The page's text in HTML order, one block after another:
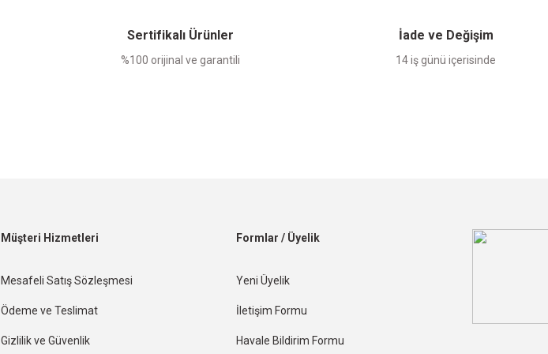
Sertifikalı Ürünler
%100 orijinal ve garantili
İade ve Değişim
14 iş günü içerisinde
Müşteri Hizmetleri
Mesafeli Satış Sözleşmesi
Ödeme ve Teslimat
Gizlilik ve Güvenlik
Formlar / Üyelik
Yeni Üyelik
İletişim Formu
Havale Bildirim Formu